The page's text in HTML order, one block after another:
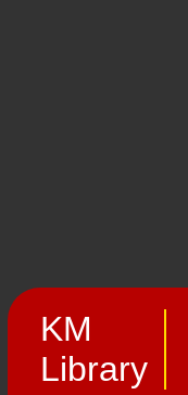
KM
Library